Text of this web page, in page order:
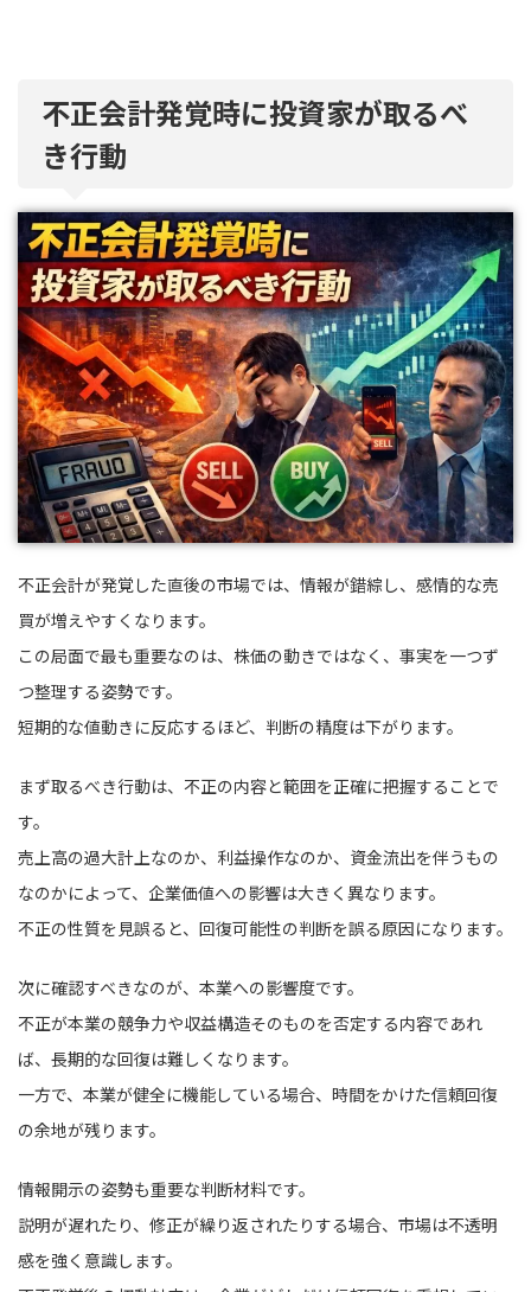
不正会計発覚時に投資家が取るべ
き行動
不正会計が発覚した直後の市場では、情報が錯綜し、感情的な売
買が増えやすくなります。
この局面で最も重要なのは、株価の動きではなく、事実を一つず
つ整理する姿勢です。
短期的な値動きに反応するほど、判断の精度は下がります。
まず取るべき行動は、不正の内容と範囲を正確に把握することで
す。
売上高の過大計上なのか、利益操作なのか、資金流出を伴うもの
なのかによって、企業価値への影響は大きく異なります。
不正の性質を見誤ると、回復可能性の判断を誤る原因になります。
次に確認すべきなのが、本業への影響度です。
不正が本業の競争力や収益構造そのものを否定する内容であれ
ば、長期的な回復は難しくなります。
一方で、本業が健全に機能している場合、時間をかけた信頼回復
の余地が残ります。
情報開示の姿勢も重要な判断材料です。
説明が遅れたり、修正が繰り返されたりする場合、市場は不透明
感を強く意識します。